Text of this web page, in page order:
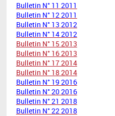
Bulletin N° 11 2011
Bulletin N° 12 2011
Bulletin N° 13 2012
Bulletin N° 14 2012
Bulletin N° 15 2013
Bulletin N° 16 2013
Bulletin N° 17 2014
Bulletin N° 18 2014
Bulletin N° 19 2016
Bulletin N° 20 2016
Bulletin N° 21 2018
Bulletin N° 22 2018